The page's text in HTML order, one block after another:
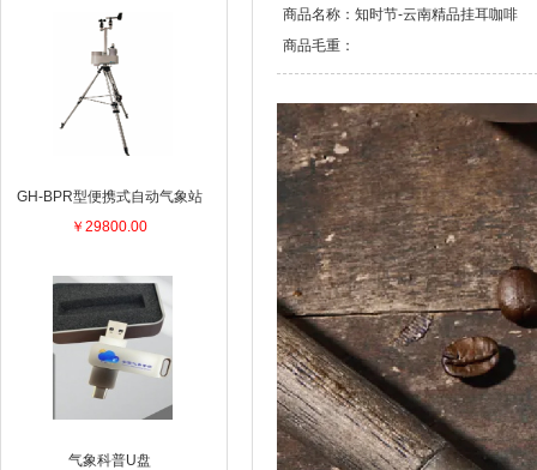
GH-BPR型便携式自动气象站
￥29800.00
气象科普U盘
商品名称：知时节-云南精品挂耳咖啡
商品毛重：